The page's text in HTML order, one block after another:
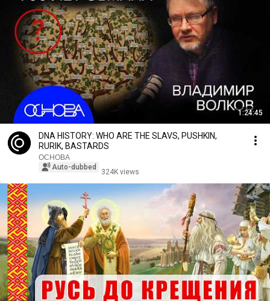
1:24:45
DNA HISTORY: WHO ARE THE SLAVS, PUSHKIN,
RURIK, BASTARDS
ОСНОВА
Auto-dubbed
324K views